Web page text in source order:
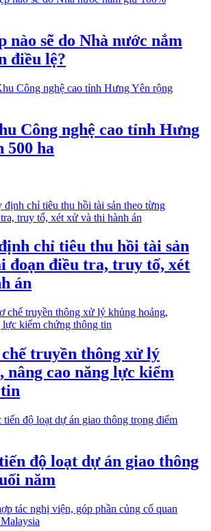
nào sẽ do Nhà nước nắm
điều lệ?
Công nghệ cao tỉnh Hưng
500 ha
chỉ tiêu thu hồi tài sản
đoạn điều tra, truy tố, xét
án
truyền thông xử lý
nâng cao năng lực kiểm
độ loạt dự án giao thông
năm